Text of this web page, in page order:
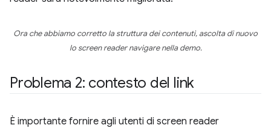
Ora che abbiamo corretto la struttura dei contenuti, ascolta di nuovo
lo screen reader navigare nella demo.
Problema 2: contesto del link
È importante fornire agli utenti di screen reader